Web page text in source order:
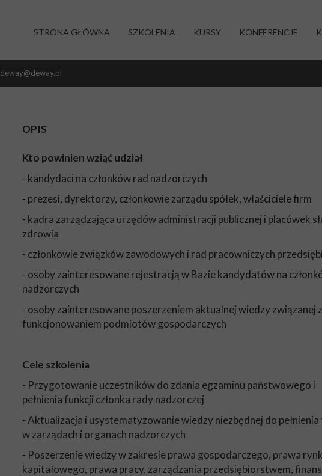
OPIS
Kto powinien wziąć udział
- kandydaci na członków rad nadzorczych
- prezesi, dyrektorzy, członkowie zarządu spółek, właściciele firm
- kadra zarządzająca urzędów administracji publicznej i placówek
zdrowia
- członkowie związków zawodowych i rad pracowniczych
- osoby zainteresowane rejestracją w Bazie kandydatów na
nadzorczych
- osoby zainteresowane poszerzeniem aktualnej wiedzy związanej z
funkcjonowaniem podmiotów gospodarczych
Cele szkolenia
- Przygotowanie uczestników do zdania egzaminu państwowego i
pełnienia funkcji członka rady nadzorczej
- Aktualizacja i usystematyzowanie wiedzy niezbędnej do pełnienia
w zarządach i organach nadzorczych
- Poszerzenie wiedzy w zakresie prawa gospodarczego, prawa
kapitałowego, prawa pracy, zarządzania przedsiębiorstwem,
deway@deway.pl
STRONA GŁÓWNA SZKOLENIA KURSY KONFERENCJE